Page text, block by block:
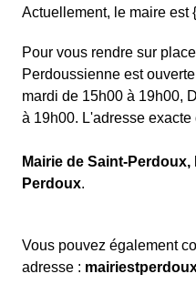
Actuellement, le maire est
Pour vous rendre sur
Perdoussienne est
mardi de 15h00 à 19h00,
à 19h00. L'adresse
Mairie de Saint-
Perdoux.
Vous pouvez également
adresse :